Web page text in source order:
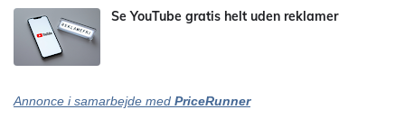
Se YouTube gratis helt uden reklamer
Annonce i samarbejde med PriceRunner